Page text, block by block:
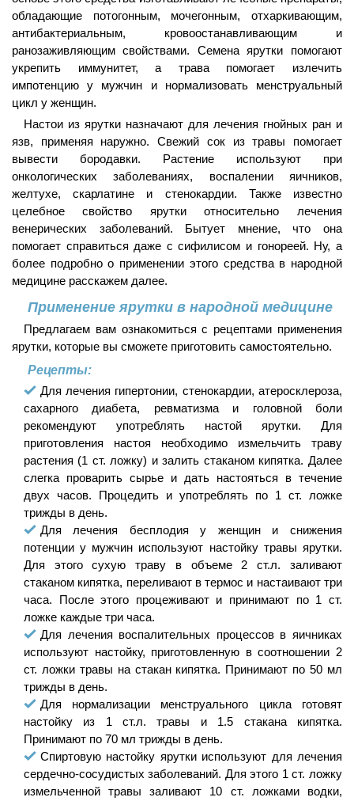
обладающие потогонным, мочегонным, отхаркивающим,
антибактериальным, кровоостанавливающим и
ранозаживляющим свойствами. Семена ярутки помогают
укрепить иммунитет, а трава помогает излечить
импотенцию у мужчин и нормализовать менструальный
цикл у женщин.
Настои из ярутки назначают для лечения гнойных ран и
язв, применяя наружно. Свежий сок из травы помогает
вывести бородавки. Растение используют при
онкологических заболеваниях, воспалении яичников,
желтухе, скарлатине и стенокардии. Также известно
целебное свойство ярутки относительно лечения
венерических заболеваний. Бытует мнение, что она
помогает справиться даже с сифилисом и гонореей. Ну, а
более подробно о применении этого средства в народной
медицине расскажем далее.
Применение ярутки в народной медицине
Предлагаем вам ознакомиться с рецептами применения
ярутки, которые вы сможете приготовить самостоятельно.
Рецепты:
Для лечения гипертонии, стенокардии, атеросклероза,
сахарного диабета, ревматизма и головной боли
рекомендуют употреблять настой ярутки. Для
приготовления настоя необходимо измельчить траву
растения (1 ст. ложку) и залить стаканом кипятка. Далее
слегка проварить сырье и дать настояться в течение
двух часов. Процедить и употреблять по 1 ст. ложке
трижды в день.
Для лечения бесплодия у женщин и снижения
потенции у мужчин используют настойку травы ярутки.
Для этого сухую траву в объеме 2 ст.л. заливают
стаканом кипятка, переливают в термос и настаивают три
часа. После этого процеживают и принимают по 1 ст.
ложке каждые три часа.
Для лечения воспалительных процессов в яичниках
используют настойку, приготовленную в соотношении 2
ст. ложки травы на стакан кипятка. Принимают по 50 мл
трижды в день.
Для нормализации менструального цикла готовят
настойку из 1 ст.л. травы и 1.5 стакана кипятка.
Принимают по 70 мл трижды в день.
Спиртовую настойку ярутки используют для лечения
сердечно-сосудистых заболеваний. Для этого 1 ст. ложку
измельченной травы заливают 10 ст. ложками водки,